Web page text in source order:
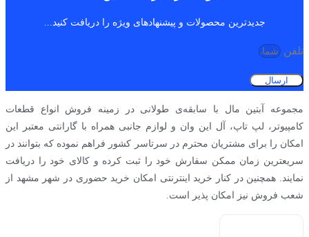
جدیدترین محصولات و پیشنهادهای ویژه را دریافت کنید...
تلفن
ارسال
مجموعه آبتین مال با سابقه‌ی طولانی در زمینه فروش انواع قطعات
کامپیوتر، لپ تاپ، آل این وان و لوازم جانبی همراه با گارانتی معتبر این
امکان را برای مشتریان محترم در سرتاسر کشور فراهم نموده که بتوانند در
سریعترین زمان ممکن سفارش خود را ثبت کرده و کالای خود را دریافت
نمایند. همچنین در کنار خرید اینترنتی امکان خرید حضوری در شهر مشهد از
شعب فروش نیز امکان پذیر است.